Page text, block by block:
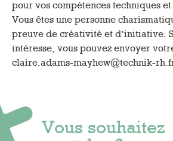
pour vos compétences techniques
Vous êtes une personne
preuve de créativité et d’initiative.
intéresse, vous pouvez envoyer
claire.adams-mayhew@technik-
Vous souhaitez